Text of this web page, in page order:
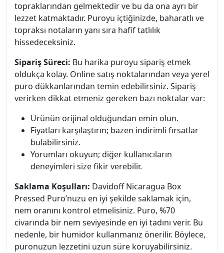
topraklarından gelmektedir ve bu da ona ayrı bir
lezzet katmaktadır. Puroyu içtiğinizde, baharatlı ve
topraksı notaların yanı sıra hafif tatlılık
hissedeceksiniz.
Sipariş Süreci: Bu harika puroyu sipariş etmek
oldukça kolay. Online satış noktalarından veya yerel
puro dükkanlarından temin edebilirsiniz. Sipariş
verirken dikkat etmeniz gereken bazı noktalar var:
Ürünün orijinal olduğundan emin olun.
Fiyatları karşılaştırın; bazen indirimli fırsatlar
bulabilirsiniz.
Yorumları okuyun; diğer kullanıcıların
deneyimleri size fikir verebilir.
Saklama Koşulları: Davidoff Nicaragua Box
Pressed Puro’nuzu en iyi şekilde saklamak için,
nem oranını kontrol etmelisiniz. Puro, %70
civarında bir nem seviyesinde en iyi tadını verir. Bu
nedenle, bir humidor kullanmanız önerilir. Böylece,
puronuzun lezzetini uzun süre koruyabilirsiniz.